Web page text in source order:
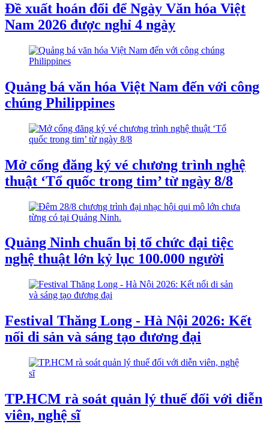
Đề xuất hoán đổi để Ngày Văn hóa Việt
Nam 2026 được nghỉ 4 ngày
Quảng bá văn hóa Việt Nam đến với công
chúng Philippines
Mở cổng đăng ký vé chương trình nghệ
thuật ‘Tổ quốc trong tim’ từ ngày 8/8
Quảng Ninh chuẩn bị tổ chức đại tiệc
nghệ thuật lớn kỷ lục 100.000 người
Festival Thăng Long - Hà Nội 2026: Kết
nối di sản và sáng tạo đương đại
TP.HCM rà soát quản lý thuế đối với diễn
viên, nghệ sĩ